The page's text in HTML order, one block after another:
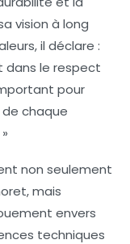
vision à long
il déclare :
dans le respect
pour
chaque
non seulement
mais
envers
techniques